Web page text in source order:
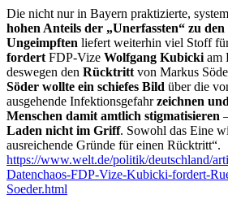
Die nicht nur in Bayern praktizierte,
hohen Anteils der „Unerfassten“ zu
Ungeimpften liefert weiterhin viel Stoff
fordert FDP-Vize Wolfgang Kubicki am
deswegen den Rücktritt von Markus
Söder wollte ein schiefes Bild über die
ausgehende Infektionsgefahrzeichnen
Menschen damit amtlich stigmatisieren
Laden nicht im Griff. Sowohl das Eine
ausreichende Gründe für einen Rücktritt“.
https://www.welt.de/politik/deutschland/
Datenchaos-FDP-Vize-Kubicki-fordert-
Soeder.html